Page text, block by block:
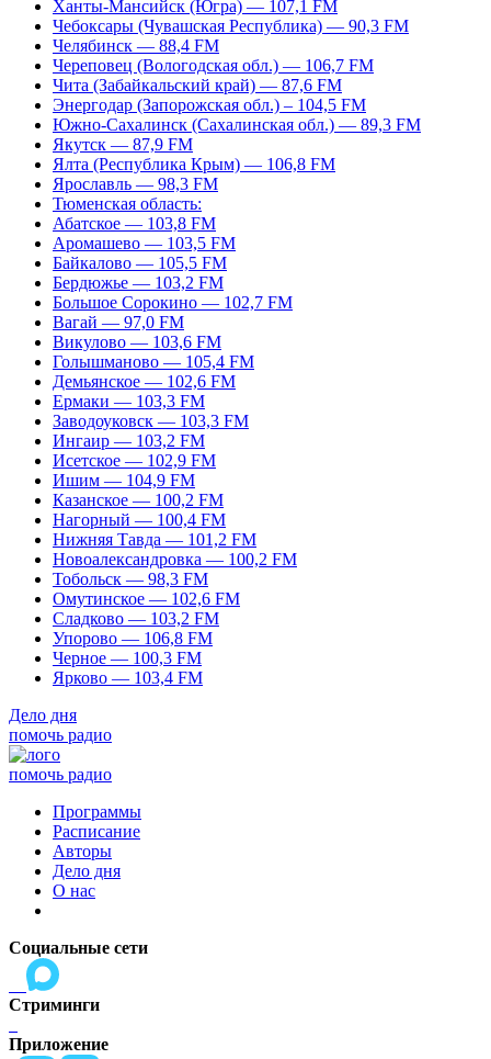
Ханты-Мансийск (Югра) — 107,1 FM
Чебоксары (Чувашская Республика) — 90,3 FM
Челябинск — 88,4 FM
Череповец (Вологодская обл.) — 106,7 FM
Чита (Забайкальский край) — 87,6 FM
Энергодар (Запорожская обл.) – 104,5 FM
Южно-Сахалинск (Сахалинская обл.) — 89,3 FM
Якутск — 87,9 FM
Ялта (Республика Крым) — 106,8 FM
Ярославль — 98,3 FM
Тюменская область:
Абатское — 103,8 FM
Аромашево — 103,5 FM
Байкалово — 105,5 FM
Бердюжье — 103,2 FM
Большое Сорокино — 102,7 FM
Вагай — 97,0 FM
Викулово — 103,6 FM
Голышманово — 105,4 FM
Демьянское — 102,6 FM
Ермаки — 103,3 FM
Заводоуковск — 103,3 FM
Ингаир — 103,2 FM
Исетское — 102,9 FM
Ишим — 104,9 FM
Казанское — 100,2 FM
Нагорный — 100,4 FM
Нижняя Тавда — 101,2 FM
Новоалександровка — 100,2 FM
Тобольск — 98,3 FM
Омутинское — 102,6 FM
Сладково — 103,2 FM
Упорово — 106,8 FM
Черное — 100,3 FM
Ярково — 103,4 FM
Дело дня
помочь радио
помочь радио
Программы
Расписание
Авторы
Дело дня
О нас
Социальные сети
Стриминги
Приложение